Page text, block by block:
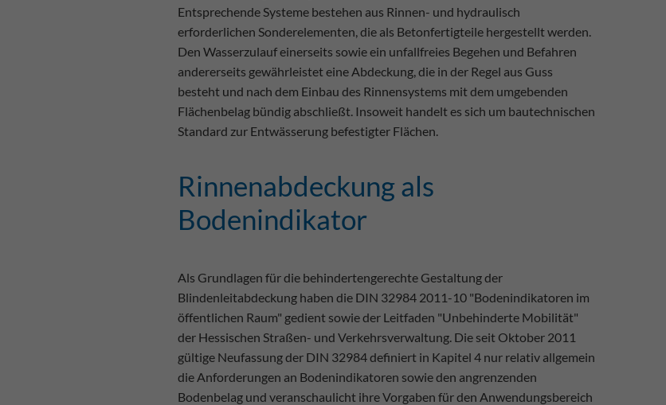
Entsprechende Systeme bestehen aus Rinnen- und hydraulisch
erforderlichen Sonderelementen, die als Betonfertigteile hergestellt werden.
Den Wasserzulauf einerseits sowie ein unfallfreies Begehen und Befahren
andererseits gewährleistet eine Abdeckung, die in der Regel aus Guss
besteht und nach dem Einbau des Rinnensystems mit dem umgebenden
Flächenbelag bündig abschließt. Insoweit handelt es sich um bautechnischen
Standard zur Entwässerung befestigter Flächen.
Rinnenabdeckung als
Bodenindikator
Als Grundlagen für die behindertengerechte Gestaltung der
Blindenleitabdeckung haben die DIN 32984 2011-10 "Bodenindikatoren im
öffentlichen Raum" gedient sowie der Leitfaden "Unbehinderte Mobilität"
der Hessischen Straßen- und Verkehrsverwaltung. Die seit Oktober 2011
gültige Neufassung der DIN 32984 definiert in Kapitel 4 nur relativ allgemein
die Anforderungen an Bodenindikatoren sowie den angrenzenden
Bodenbelag und veranschaulicht ihre Vorgaben für den Anwendungsbereich